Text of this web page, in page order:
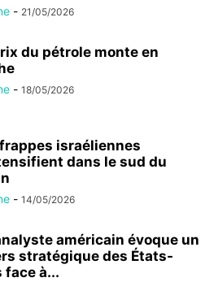
- 21/05/2026
du pétrole monte en
- 18/05/2026
israéliennes
dans le sud du
- 14/05/2026
américain évoque un
stratégique des États-
face à...